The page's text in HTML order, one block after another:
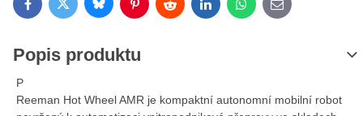
FacebookTwitterBlueskyPinterestRedditLinkedInWhatsApp
E-mail
Popis produktu
P
Reeman Hot Wheel AMR je kompaktní autonomní mobilní robot